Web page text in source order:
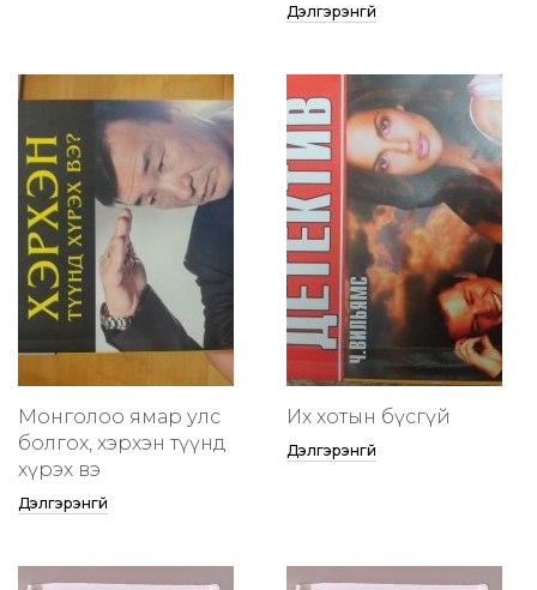
Дэлгэрэнгүй
Монголоо ямар улс
болгох, хэрхэн түүнд
хүрэх вэ
Дэлгэрэнгүй
Их хотын бүсгүй
Дэлгэрэнгүй